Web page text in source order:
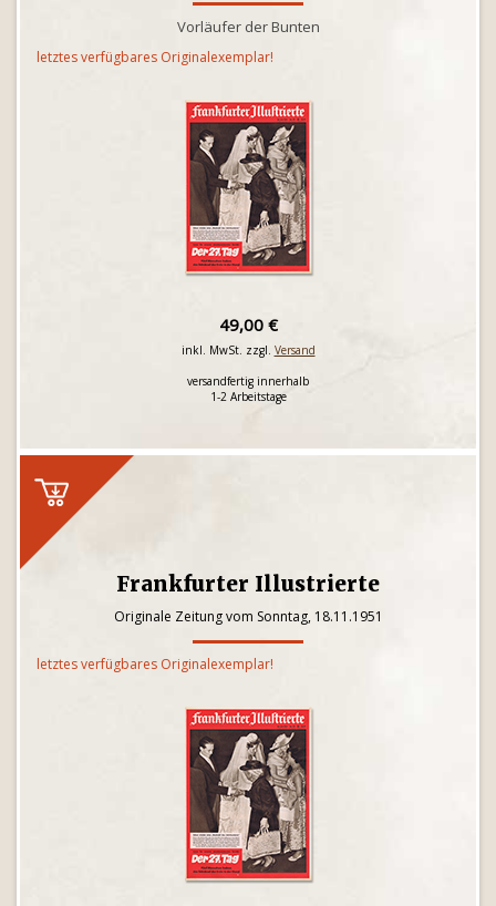
Vorläufer der Bunten
letztes verfügbares Originalexemplar!
49,00 €
inkl. MwSt. zzgl. Versand
versandfertig innerhalb
1-2 Arbeitstage
Frankfurter Illustrierte
Originale Zeitung vom Sonntag, 18.11.1951
letztes verfügbares Originalexemplar!